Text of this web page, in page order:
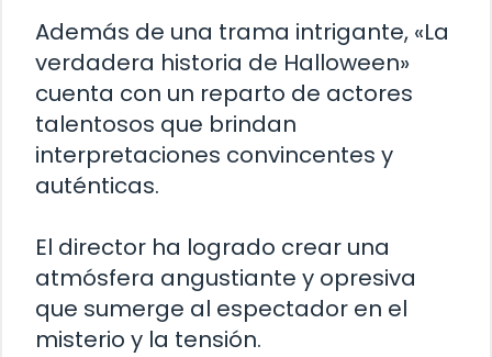
Además de una trama intrigante, «La
verdadera historia de Halloween»
cuenta con un reparto de actores
talentosos que brindan
interpretaciones convincentes y
auténticas.
El director ha logrado crear una
atmósfera angustiante y opresiva
que sumerge al espectador en el
misterio y la tensión.